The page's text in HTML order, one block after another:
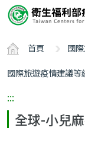
要
容
ALT+C
首頁 國
國際旅遊疫情建議等
:::
全球-小兒